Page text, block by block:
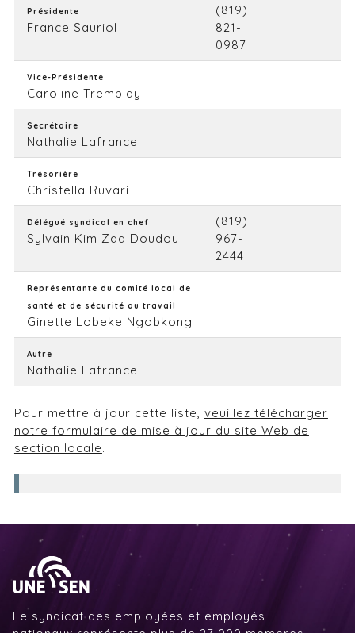
Présidente
France Sauriol
(819)
821-
0987
Vice-Présidente
Caroline Tremblay
Secrétaire
Nathalie Lafrance
Trésorière
Christella Ruvari
Délégué syndical en chef
Sylvain Kim Zad Doudou
(819)
967-
2444
Représentante du comité local de
santé et de sécurité au travail
Ginette Lobeke Ngobkong
Autre
Nathalie Lafrance
Pour mettre à jour cette liste, veuillez télécharger
notre formulaire de mise à jour du site Web de
section locale.
Le syndicat des employées et employés